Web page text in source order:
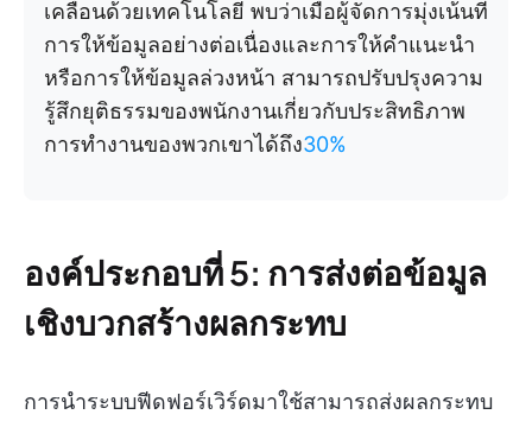
เคลื่อนด้วยเทคโนโลยี พบว่าเมื่อผู้จัดการมุ่งเน้นที่
การให้ข้อมูลอย่างต่อเนื่องและการให้คำแนะนำ
หรือการให้ข้อมูลล่วงหน้า สามารถปรับปรุงความ
รู้สึกยุติธรรมของพนักงานเกี่ยวกับประสิทธิภาพ
การทำงานของพวกเขาได้ถึง30%
องค์ประกอบที่ 5: การส่งต่อข้อมูล
เชิงบวกสร้างผลกระทบ
การนำระบบฟีดฟอร์เวิร์ดมาใช้สามารถส่งผลกระทบ